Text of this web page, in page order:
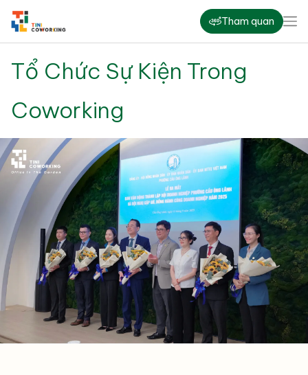
Tham quan
Tổ Chức Sự Kiện Trong
Coworking